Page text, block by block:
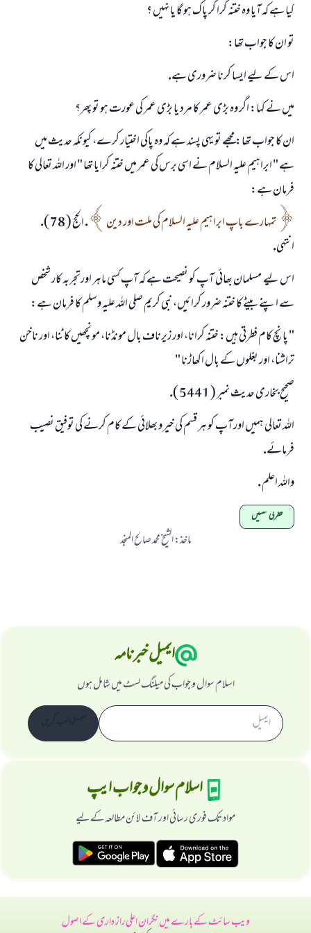
كيا ہے كہ آيا وہ ختنہ كرا كر پاك ہو گا يا نہيں ؟
تو ان كا جواب تھا:
اس كے ليے ايسا كرنا ضرورى ہے.
ميں نے كہا: اگر وہ بڑى عمر كا مرد يا بڑى عمر كى عورت ہو تو پھر؟
ان كا جواب تھا: مجھے تو يہى پسند ہے كہ وہ پاكى اختيار كرے، كيونكہ حديث ميں
ہے " ابراہيم عليہ السلام نے اسى برس كى عمر ميں ختنہ كرايا تھا " اور اللہ تعالى كا
فرمان ہے:
تمہارے باپ ابراہيم عليہ السلام كى ملت اور دين
. الحج ( 78 ).
انتہى.
اس ليے ـ مسلمان بھائى ـ آپ كو نصيحت ہے كہ آپ كسى ماہر اورتجربہ كار شخص
سے اپنے بيٹے كا ختنہ ضرور كرائيں، نبى كريم صلى اللہ عليہ وسلم كا فرمان ہے:
" پانچ كام فطرتى ہيں: ختنہ كرانا، اور زيرناف بال مونڈنا، مونچھيں كاٹنا، اور ناخن
تراشنا، اور بغلوں كے بال اكھاڑنا "
صحيح بخارى حديث نمبر ( 5441 ).
اللہ تعالى ہميں اور آپ كو ہر قسم كى خير و بھلائى كے كام كرنے كى توفيق نصيب
فرمائے.
واللہ اعلم .
فطرتی سنتیں
ماخذ:الشيخ محمد صالح المنجد
ایمیل خبرنامہ
اسلام سوال و جواب کی میلنگ لسٹ میں شامل ہوں
اسلام سوال و جواب ایپ
مواد تک فوری رسائی اور آف لائن مطالعہ کے لیے
ویب سائٹ کے بارے میںنگران اعلیراز داری کے اصول